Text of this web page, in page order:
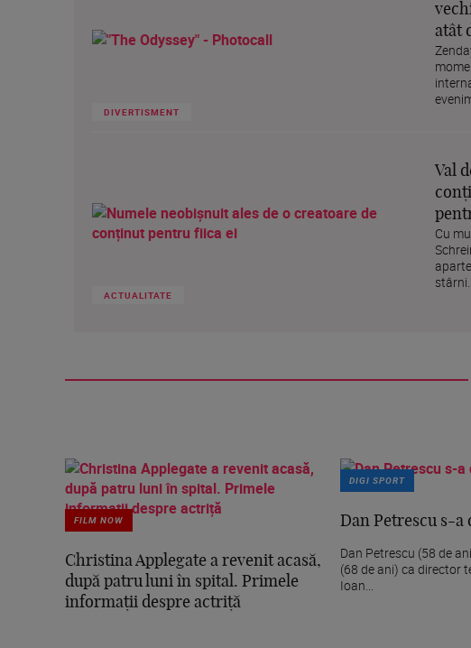
DIVERTISMENT
atât
ACTUALITATE
Val
Cu
stârni...
FILM NOW
Christina Applegate a revenit acasă,
după patru luni în spital. Primele
informații despre actriță
DIGI SPORT
Dan Petrescu s-a
Dan Petrescu (58 de
(68 de ani) ca director
Ioan...